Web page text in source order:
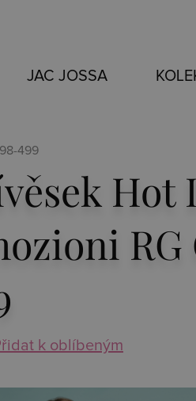
JAC JOSSA
499
Hot
k oblíbeným